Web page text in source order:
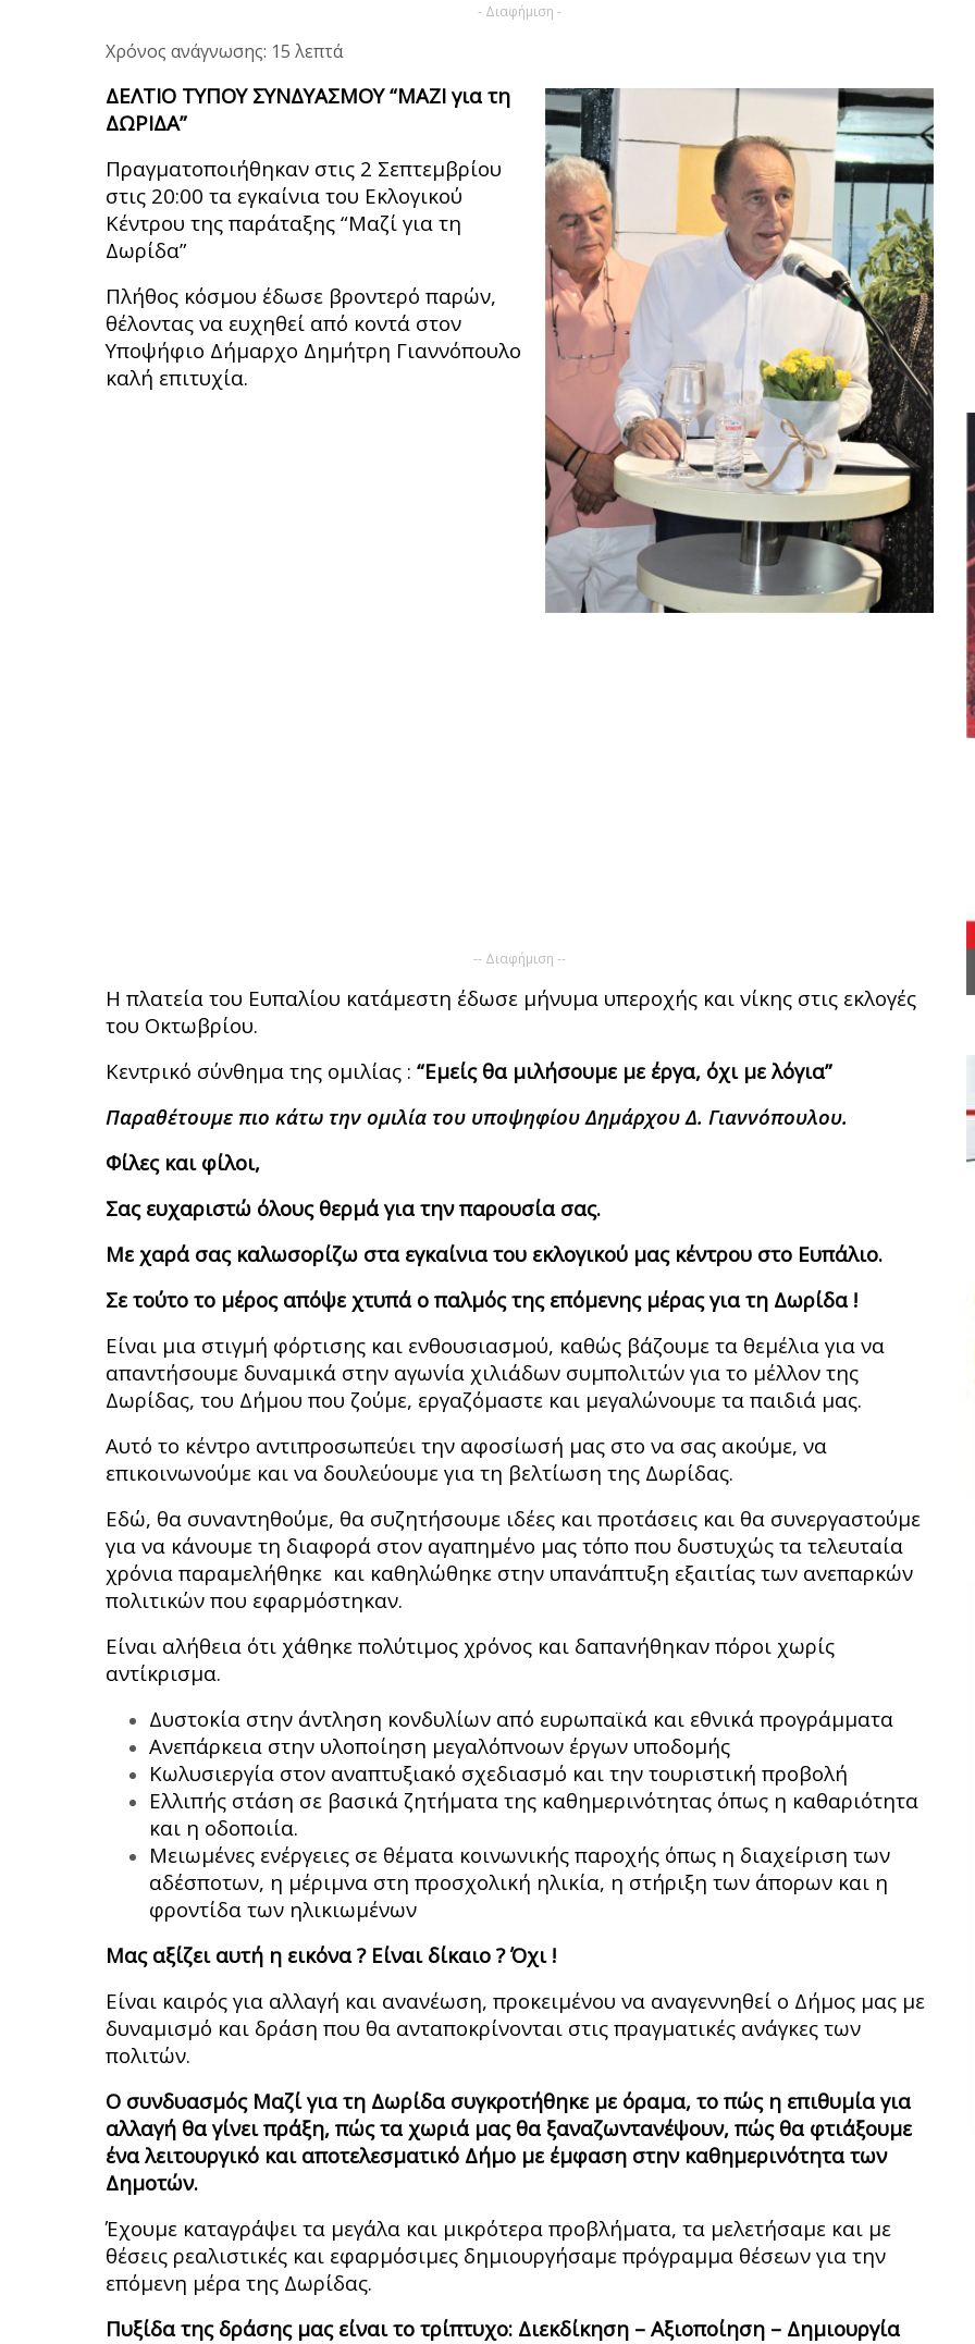
- Διαφήμιση -
Χρόνος ανάγνωσης: 15 λεπτά
ΔΕΛΤΙΟ ΤΥΠΟΥ ΣΥΝΔΥΑΣΜΟΥ “ΜΑΖΙ για τη
ΔΩΡΙΔΑ”
Πραγματοποιήθηκαν στις 2 Σεπτεμβρίου
στις 20:00 τα εγκαίνια του Εκλογικού
Κέντρου της παράταξης “Μαζί για τη
Δωρίδα”
Πλήθος κόσμου έδωσε βροντερό παρών,
θέλοντας να ευχηθεί από κοντά στον
Υποψήφιο Δήμαρχο Δημήτρη Γιαννόπουλο
καλή επιτυχία.
-- Διαφήμιση --
Η πλατεία του Ευπαλίου κατάμεστη έδωσε μήνυμα υπεροχής και νίκης στις εκλογές
του Οκτωβρίου.
Κεντρικό σύνθημα της ομιλίας : “Εμείς θα μιλήσουμε με έργα, όχι με λόγια”
Παραθέτουμε πιο κάτω την ομιλία του υποψηφίου Δημάρχου Δ. Γιαννόπουλου.
Φίλες και φίλοι,
Σας ευχαριστώ όλους θερμά για την παρουσία σας.
Με χαρά σας καλωσορίζω στα εγκαίνια του εκλογικού μας κέντρου στο Ευπάλιο.
Σε τούτο το μέρος απόψε χτυπά ο παλμός της επόμενης μέρας για τη Δωρίδα !
Είναι μια στιγμή φόρτισης και ενθουσιασμού, καθώς βάζουμε τα θεμέλια για να
απαντήσουμε δυναμικά στην αγωνία χιλιάδων συμπολιτών για το μέλλον της
Δωρίδας, του Δήμου που ζούμε, εργαζόμαστε και μεγαλώνουμε τα παιδιά μας.
Αυτό το κέντρο αντιπροσωπεύει την αφοσίωσή μας στο να σας ακούμε, να
επικοινωνούμε και να δουλεύουμε για τη βελτίωση της Δωρίδας.
Εδώ, θα συναντηθούμε, θα συζητήσουμε ιδέες και προτάσεις και θα συνεργαστούμε
για να κάνουμε τη διαφορά στον αγαπημένο μας τόπο που δυστυχώς τα τελευταία
χρόνια παραμελήθηκε και καθηλώθηκε στην υπανάπτυξη εξαιτίας των ανεπαρκών
πολιτικών που εφαρμόστηκαν.
Είναι αλήθεια ότι χάθηκε πολύτιμος χρόνος και δαπανήθηκαν πόροι χωρίς
αντίκρισμα.
Δυστοκία στην άντληση κονδυλίων από ευρωπαϊκά και εθνικά προγράμματα
Ανεπάρκεια στην υλοποίηση μεγαλόπνοων έργων υποδομής
Κωλυσιεργία στον αναπτυξιακό σχεδιασμό και την τουριστική προβολή
Ελλιπής στάση σε βασικά ζητήματα της καθημερινότητας όπως η καθαριότητα
και η οδοποιία.
Μειωμένες ενέργειες σε θέματα κοινωνικής παροχής όπως η διαχείριση των
αδέσποτων, η μέριμνα στη προσχολική ηλικία, η στήριξη των άπορων και η
φροντίδα των ηλικιωμένων
Μας αξίζει αυτή η εικόνα ? Είναι δίκαιο ? Όχι !
Είναι καιρός για αλλαγή και ανανέωση, προκειμένου να αναγεννηθεί ο Δήμος μας με
δυναμισμό και δράση που θα ανταποκρίνονται στις πραγματικές ανάγκες των
πολιτών.
Ο συνδυασμός Μαζί για τη Δωρίδα συγκροτήθηκε με όραμα, το πώς η επιθυμία για
αλλαγή θα γίνει πράξη, πώς τα χωριά μας θα ξαναζωντανέψουν, πώς θα φτιάξουμε
ένα λειτουργικό και αποτελεσματικό Δήμο με έμφαση στην καθημερινότητα των
Δημοτών.
Έχουμε καταγράψει τα μεγάλα και μικρότερα προβλήματα, τα μελετήσαμε και με
θέσεις ρεαλιστικές και εφαρμόσιμες δημιουργήσαμε πρόγραμμα θέσεων για την
επόμενη μέρα της Δωρίδας.
Πυξίδα της δράσης μας είναι το τρίπτυχο: Διεκδίκηση – Αξιοποίηση – Δημιουργία